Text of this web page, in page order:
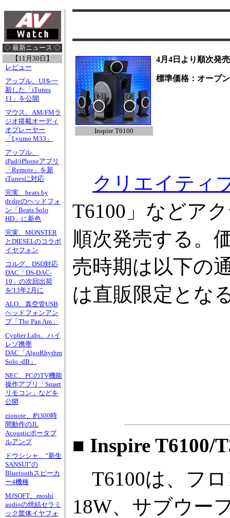
◇ 最新ニュース ◇
【11月30日】
レビュー
アップル、UIを一
新した「iTunes
11」を公開
マウス、AM/FMラ
ジオ搭載オーディ
オプレーヤー
「Lyumo M33」
アップル、
iPad/iPhoneアプリ
「Remote」を新
iTunesに対応
完実、beats by
dr.dreのヘッドフォ
ン「Beats Solo
HD」に新色
完実、MONSTER
とDIESELのコラボ
イヤフォン
コルグ、DSD対応
DAC「DS-DAC-
10」の次回出荷
を'13年2月に
ALO、真空管USB
ヘッドフォンアン
プ「The Pan Am」
Cypher Labs、ハイ
レゾ携帯
DAC「AlgoRhythm
Solo -dB」
NEC、PCのTV機能
操作アプリ「Smart
リモコン」などを
公開
zionote、約300時
間動作のJL
Acousticポータブ
ルアンプ
ドウシシャ、“新生
SANSUI”の
Bluetoothスピーカ
ー4機種
MJSOFT、moshi
audioの焼結セラミ
ック筐体イヤフォ
Inspire T6100
4月4日より順次発売
標準価格：オープ
クリエイティ
T6100」などア
順次発売する。
売時期は以下の
は直販限定とな
■ Inspire T6100/
T6100は、フロ
18W、サブウー